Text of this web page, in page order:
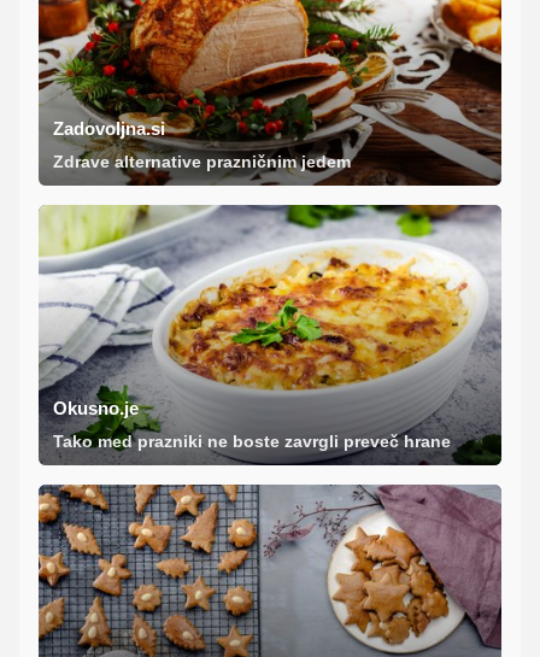
Zadovoljna.si
Zdrave alternative prazničnim jedem
Okusno.je
Tako med prazniki ne boste zavrgli preveč hrane